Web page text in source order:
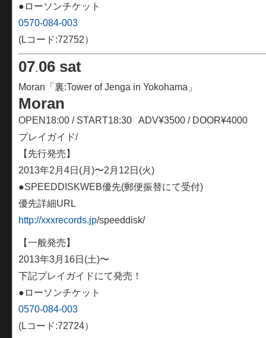
●ローソンチケット
0570-084-003
(Lコード:72752）
07.06 sat
Moran「裏:Tower of Jenga in Yokohama」
Moran
OPEN18:00 / START18:30 ADV¥3500 / DOOR¥4000
プレイガイド/
【先行発売】
2013年2月4日(月)〜2月12日(火)
●SPEEDDISKWEB優先(郵便振替にて受付)
優先詳細URL
http://xxxrecords.jp/speeddisk/
【一般発売】
2013年3月16日(土)〜
下記プレイガイドにて発売！
●ローソンチケット
0570-084-003
(Lコード:72724）